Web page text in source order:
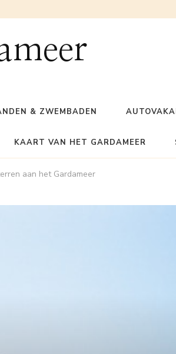
& ZWEMBADEN
KAART VAN HET GARDAMEER
aan het Gardameer